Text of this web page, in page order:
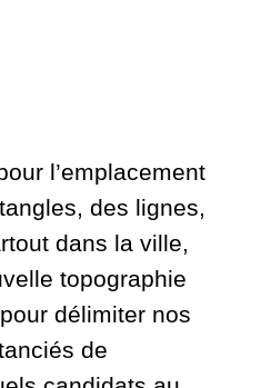
l’emplacement
des lignes,
dans la ville,
topographie
délimiter nos
de